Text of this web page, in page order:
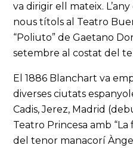
va dirigir ell mateix.
nous títols al Teatro
“Poliuto” de Gaetano
setembre al costat del
El 1886 Blanchart va
diverses ciutats
Cadis, Jerez, Madrid
Teatro Princesa amb “La
del tenor manacorí